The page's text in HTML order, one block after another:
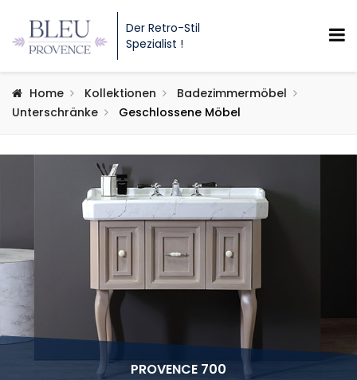
Der Retro-Stil
Spezialist !
Home Kollektionen
Badezimmermöbel
Unterschränke
Geschlossene Möbel
PROVENCE 700